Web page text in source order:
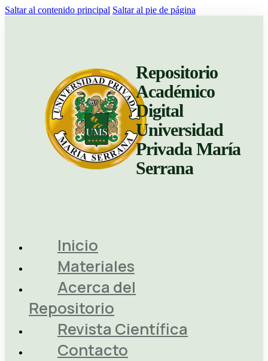
Saltar al contenido principal Saltar al pie de página
Repositorio
Académico
Digital
Universidad
Privada María
Serrana
Inicio
Materiales
Acerca del
Repositorio
Revista Científica
Contacto